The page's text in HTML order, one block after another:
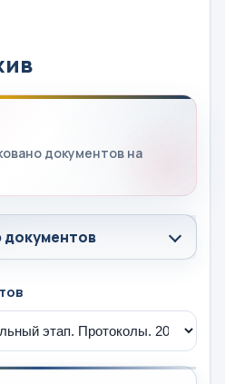
документов на
документов